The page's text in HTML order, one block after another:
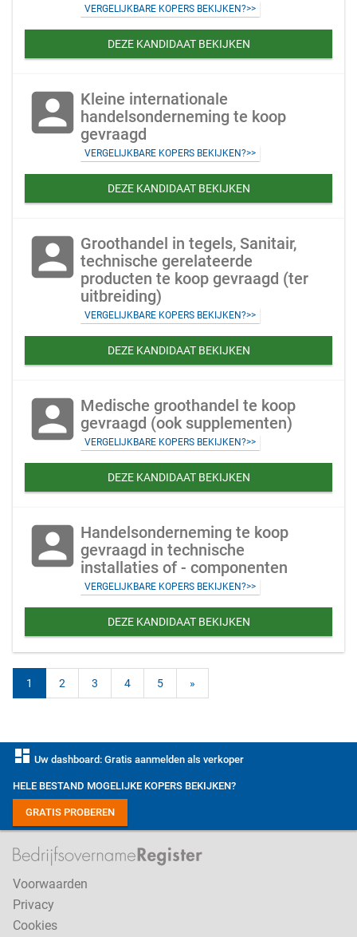
VERGELIJKBARE KOPERS BEKIJKEN?>>
DEZE KANDIDAAT BEKIJKEN
account_box Kleine internationale
handelsonderneming te koop
gevraagd
VERGELIJKBARE KOPERS BEKIJKEN?>>
DEZE KANDIDAAT BEKIJKEN
account_box Groothandel in tegels, Sanitair,
technische gerelateerde
producten te koop gevraagd (ter
uitbreiding)
VERGELIJKBARE KOPERS BEKIJKEN?>>
DEZE KANDIDAAT BEKIJKEN
account_box Medische groothandel te koop
gevraagd (ook supplementen)
VERGELIJKBARE KOPERS BEKIJKEN?>>
DEZE KANDIDAAT BEKIJKEN
account_box Handelsonderneming te koop
gevraagd in technische
installaties of - componenten
VERGELIJKBARE KOPERS BEKIJKEN?>>
DEZE KANDIDAAT BEKIJKEN
1 2 3 4 5 »
dashboard Uw dashboard: Gratis aanmelden als verkoper
HELE BESTAND MOGELIJKE KOPERS BEKIJKEN?
GRATIS PROBEREN
Voorwaarden
Privacy
Cookies